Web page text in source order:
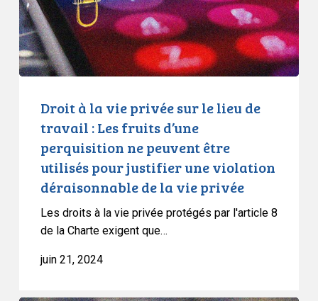
le
lieu
de
travail
d’une
perquisition
peuvent
utilisés
justifier
Droit à la vie privée sur le lieu de
travail : Les fruits d’une
perquisition ne peuvent être
utilisés pour justifier une violation
déraisonnable de la vie privée
Les droits à la vie privée protégés par l'article 8
de la Charte exigent que…
juin 21, 2024